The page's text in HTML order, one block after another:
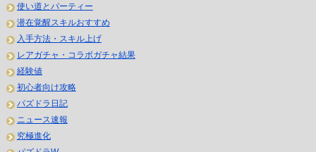
使い道とパーティー
潜在覚醒スキルおすすめ
入手方法・スキル上げ
レアガチャ・コラボガチャ結果
経験値
初心者向け攻略
パズドラ日記
ニュース速報
究極進化